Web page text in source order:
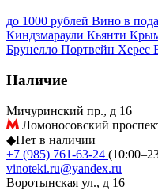
до 1000 рублей Вино в
Киндзмараули Кьянти
Брунелло Портвейн Херес
Наличие
Мичуринский пр., д 16
Ломоносовский
◆Нет в наличии
+7 (985) 761-63-24
vinoteki.ru@yandex.ru
Воротынская ул., д 16